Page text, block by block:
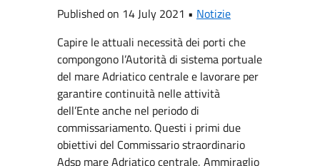
Published on 14 July 2021 • Notizie
Capire le attuali necessità dei porti che
compongono l’Autorità di sistema portuale
del mare Adriatico centrale e lavorare per
garantire continuità nelle attività
dell’Ente anche nel periodo di
commissariamento. Questi i primi due
obiettivi del Commissario straordinario
Adsp mare Adriatico centrale, Ammiraglio